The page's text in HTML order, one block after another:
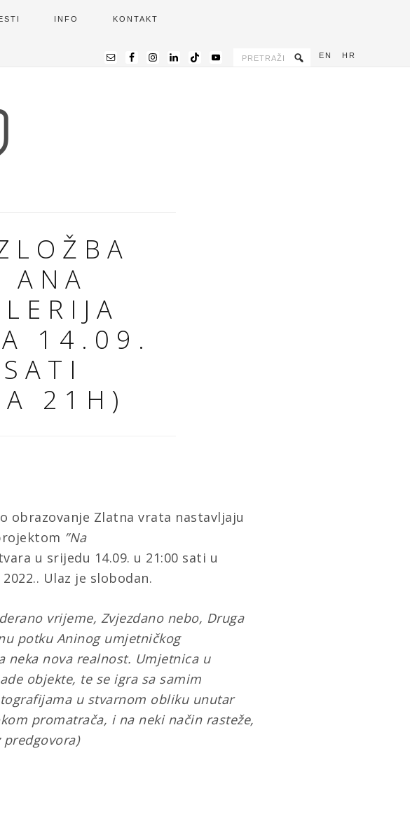
INFO KONTAKT
EN HR
ANA
14.09.
21H)
obrazovanje Zlatna vrata nastavljaju
”Na
u srijedu 14.09. u 21:00 sati u
Ulaz je slobodan.
vrijeme, Zvjezdano nebo, Druga
potku Aninog umjetničkog
nova realnost. Umjetnica u
objekte, te se igra sa samim
u stvarnom obliku unutar
promatrača, i na neki način rasteže,
predgovora)